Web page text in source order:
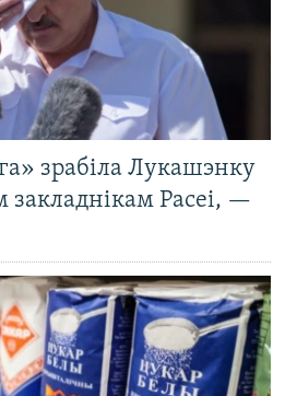
зрабіла Лукашэнку
закладнікам Расеі, —